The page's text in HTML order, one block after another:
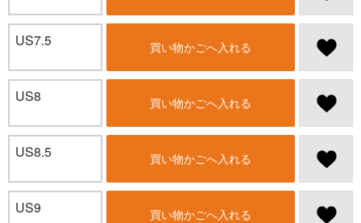
US7.5 買い物かごへ入れる
US8 買い物かごへ入れる
US8.5 買い物かごへ入れる
US9 買い物かごへ入れる